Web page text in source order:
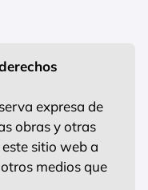
expresa de
obras y otras
sitio web a
medios que